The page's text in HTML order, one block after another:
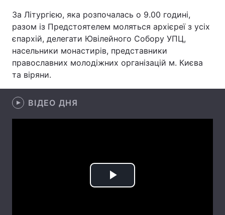
Головна Війна
Економіка
За Літургією, яка розпочалась о 9.00 годині,
разом із Предстоятелем моляться архієреї з усіх
єпархій, делегати Ювілейного Собору УПЦ,
насельники монастирів, представники
православних молодіжних організацій м. Києва
та віряни.
ВІДЕО ДНЯ
Play